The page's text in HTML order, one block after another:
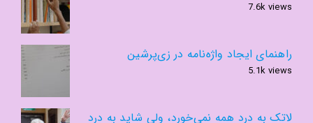
7.6k views
راهنمای ایجاد واژه‌نامه در زی‌پرشین
5.1k views
لاتک به درد همه نمی‌خورد، ولی شاید به درد